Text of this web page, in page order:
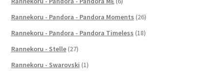
Rannekoru - Pandora - Pandora Moments (26)
Rannekoru - Pandora - Pandora Timeless (18)
Rannekoru - Stelle (27)
Rannekoru - Swarovski (1)